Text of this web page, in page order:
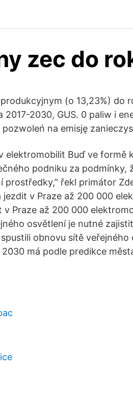
zec do
(o 13,23%) do
2030, GUS. 0 paliw i
na emisję
elektromobilit Buď ve formě
podniku za podmínky,
prostředky,” řekl primátor
v Praze až 200 000
v Praze až 200 000
osvětlení je nutné
obnovu sítě
má podle predikce